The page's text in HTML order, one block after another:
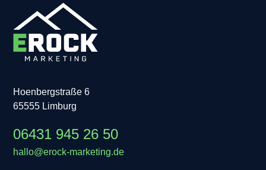
Hoenbergstraße 6
65555 Limburg
06431 945 26 50
hallo@erock-marketing.de